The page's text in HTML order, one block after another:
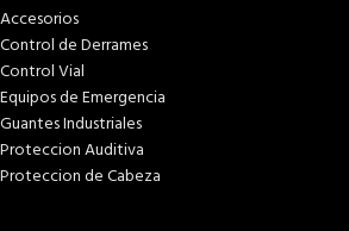
Accesorios
Control de Derrames
Control Vial
Equipos de Emergencia
Guantes Industriales
Proteccion Auditiva
Proteccion de Cabeza